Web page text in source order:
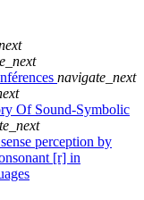
navigate_next
Of Sound-Symbolic
perception by
[r] in